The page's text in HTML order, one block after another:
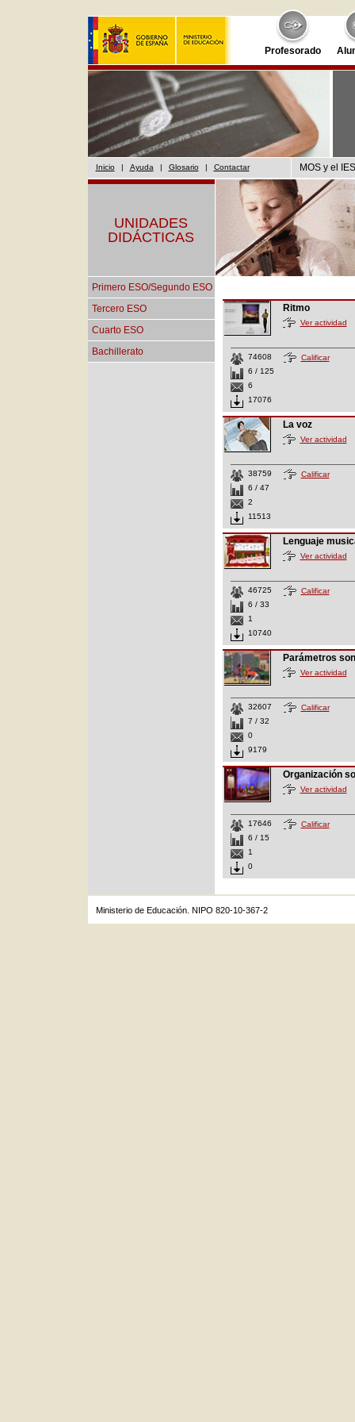
Profesorado
Inicio | Ayuda | Glosario | Contactar MOS y el
UNIDADES
DIDÁCTICAS
Primero ESO/Segundo ESO
Tercero ESO
Cuarto ESO
Bachillerato
Ritmo
Ver actividad
74608
6 / 125
6
17076
Calificar
La voz
Ver actividad
38759
6 / 47
2
11513
Calificar
Lenguaje
Ver actividad
46725
6 / 33
1
10740
Calificar
Parámetros
Ver actividad
32607
7 / 32
0
9179
Calificar
Organización
Ver actividad
17646
6 / 15
1
0
Calificar
Ministerio de Educación. NIPO 820-10-367-2